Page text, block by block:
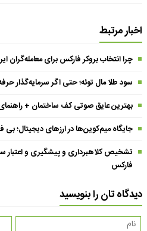
اخبار مرتبط
چرا انتخاب بروکر فارکس برای
سود طلا مال توئه؛ حتی اگر سرمایه‌گذار
بهترین عایق صوتی کف ساختمان +
جایگاه میم‌کوین‌ها در ارزهای دیجیتال؛
تشخیص کلاهبرداری و پیشگیری و اعتبار
فارکس
دیدگاه تان را بنویسید